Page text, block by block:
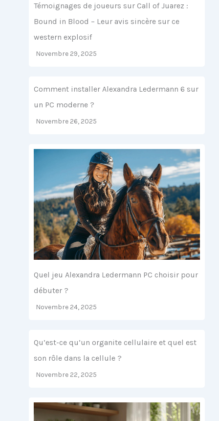
Témoignages de joueurs sur Call of Juarez :
Bound in Blood – Leur avis sincère sur ce
western explosif
Novembre 29, 2025
Comment installer Alexandra Ledermann 6 sur
un PC moderne ?
Novembre 26, 2025
Quel jeu Alexandra Ledermann PC choisir pour
débuter ?
Novembre 24, 2025
Qu’est-ce qu’un organite cellulaire et quel est
son rôle dans la cellule ?
Novembre 22, 2025